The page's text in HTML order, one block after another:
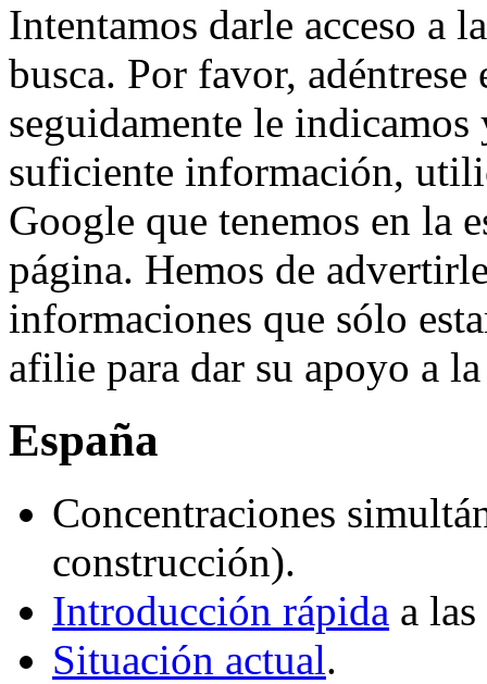
Intentamos darle acceso a
busca. Por favor, adéntrese
seguidamente le indicamos
suficiente información,
Google que tenemos en la
página. Hemos de
informaciones que sólo
afilie para dar su apoyo a
España
Concentraciones
construcción).
Introducción rápida a
Situación actual.